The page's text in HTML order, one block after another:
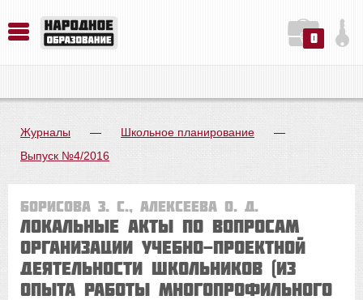
0
Журналы — Школьное планирование
—
Выпуск №4/2016
Борисова З. С., Алексеева О. Д.
Локальные акты по вопросам
организации учебно-проектной
деятельности школьников (из
опыта работы Многопрофильного